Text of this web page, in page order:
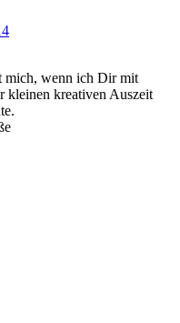
mich, wenn ich Dir mit
kleinen kreativen Auszeit